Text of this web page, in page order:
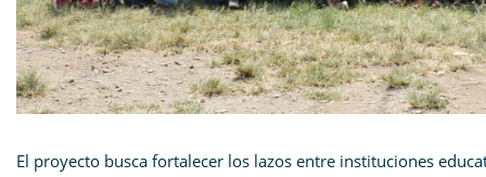
El proyecto busca fortalecer los lazos entre instituciones